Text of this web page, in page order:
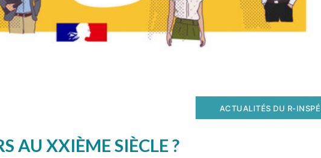
ACTUALITÉS DU R-INSPÉ
AU XXIÈME SIÈCLE ?